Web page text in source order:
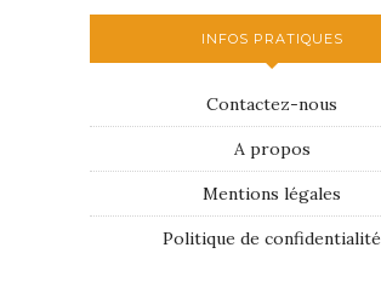
INFOS PRATIQUES
Contactez-nous
A propos
Mentions légales
Politique de confidentialité